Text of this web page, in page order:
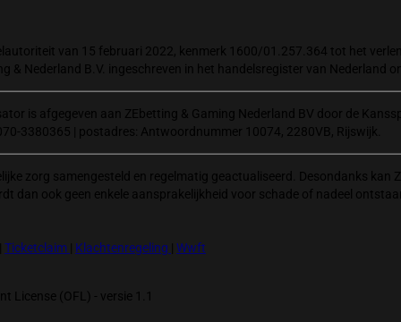
van 15 februari 2022, kenmerk 1600/01.257.364 tot het
& Nederland B.V. ingeschreven in het handelsregister van Nederland
is afgegeven aan ZEbetting & Gaming Nederland BV door de
3380365 | postadres: Antwoordnummer 10074, 2280VB, Rijswijk.
zorg samengesteld en regelmatig geactualiseerd. Desondanks kan
dan ook geen enkele aansprakelijkheid voor schade of nadeel
Ticketclaim Klachtenregeling Wwft
License (OFL) - versie 1.1